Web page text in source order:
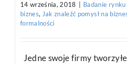
14 września, 2018
Badanie
biznes, Jak znaleźć pomysł na
formalności
Jedne swoje firmy